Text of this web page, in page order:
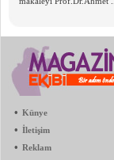
• Künye
• İletişim
• Reklam